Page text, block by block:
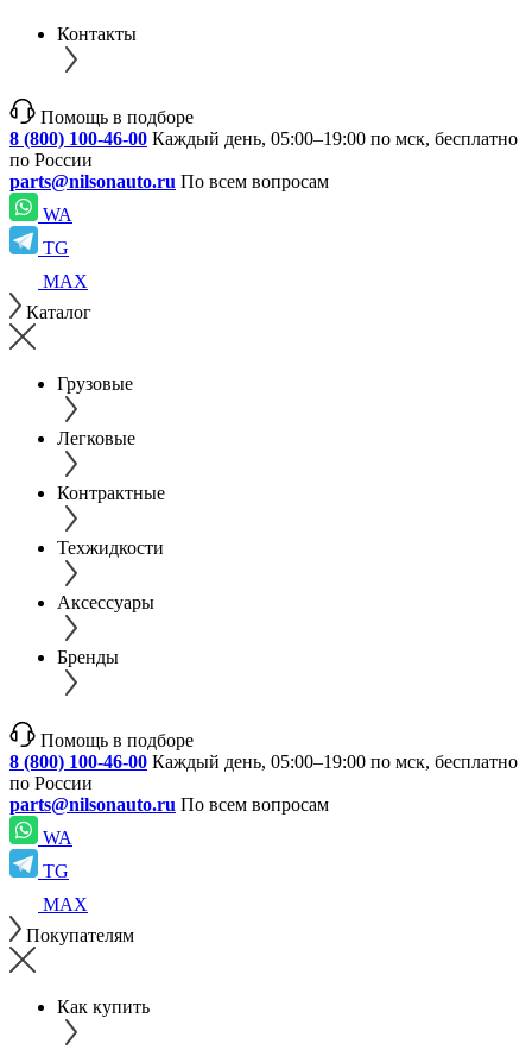
Контакты
Помощь в подборе
8 (800) 100-46-00 Каждый день, 05:00–19:00 по мск, бесплатно
по России
parts@nilsonauto.ru По всем вопросам
WA
TG
MAX
Каталог
Грузовые
Легковые
Контрактные
Техжидкости
Аксессуары
Бренды
Помощь в подборе
8 (800) 100-46-00 Каждый день, 05:00–19:00 по мск, бесплатно
по России
parts@nilsonauto.ru По всем вопросам
WA
TG
MAX
Покупателям
Как купить